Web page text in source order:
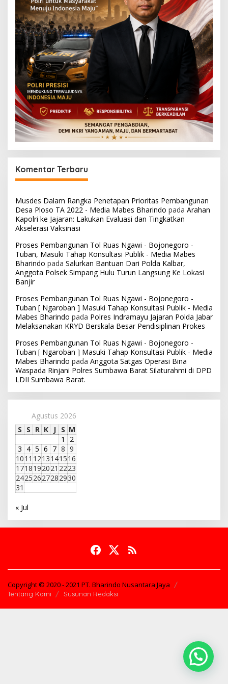
Komentar Terbaru
Musdes Dalam Rangka Penetapan Prioritas Pembangunan
Desa Ploso TA 2022 - Media Mabes Bharindo pada Arahan
Kapolri ke Jajaran: Lakukan Evaluasi dan Tingkatkan
Akselerasi Vaksinasi
Proses Pembangunan Tol Ruas Ngawi - Bojonegoro -
Tuban, Masuki Tahap Konsultasi Publik - Media Mabes
Bharindo pada Salurkan Bantuan Dari Polda Kalbar,
Anggota Polsek Simpang Hulu Turun Langsung Ke Lokasi
Banjir
Proses Pembangunan Tol Ruas Ngawi - Bojonegoro -
Tuban [ Ngaroban ] Masuki Tahap Konsultasi Publik - Media
Mabes Bharindo pada Polres Indramayu Jajaran Polda Jabar
Melaksanakan KRYD Berskala Besar Pendisiplinan Prokes
Proses Pembangunan Tol Ruas Ngawi - Bojonegoro -
Tuban [ Ngaroban ] Masuki Tahap Konsultasi Publik - Media
Mabes Bharindo pada Anggota Satgas Operasi Bina
Waspada Rinjani Polres Sumbawa Barat Silaturahmi di DPD
LDII Sumbawa Barat.
Agustus 2026
S S R K J S M
1
2
3 4 5 6 7 8 9
1011 1213141516
1718192021 2223
24252627282930
31
« Jul
Copyright © 2020 - 2021 PT. Bharindo Nusantara Jaya
Tentang Kami Susunan Redaksi